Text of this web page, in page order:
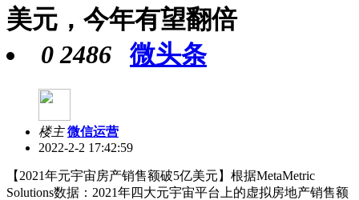
美元，今年有望翻倍
0 2486 微头条
楼主 微信运营
2022-2-2 17:42:59
【2021年元宇宙房产销售额破5亿美元】根据MetaMetric
Solutions数据：2021年四大元宇宙平台上的虚拟房地产销售额